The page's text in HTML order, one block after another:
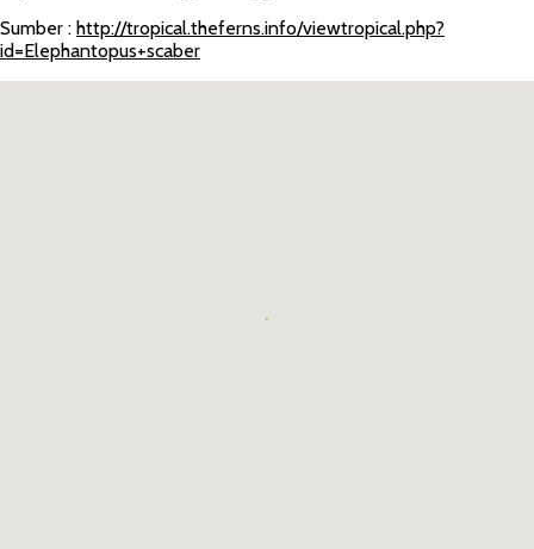
Sumber : http://tropical.theferns.info/viewtropical.php?
id=Elephantopus+scaber